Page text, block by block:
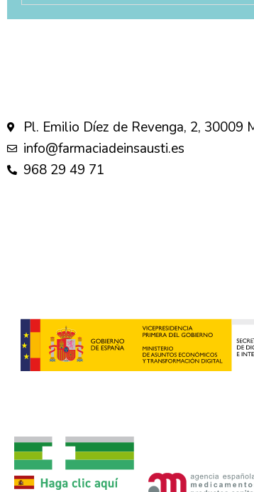
Pl. Emilio Díez de Revenga, 2, 30009
info@farmaciadeinsausti.es
968 29 49 71